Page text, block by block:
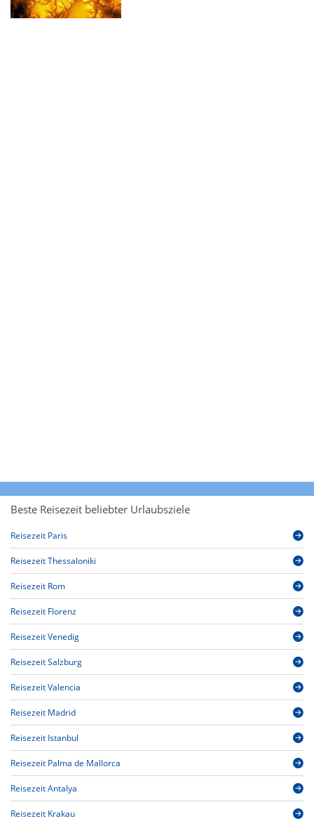
Beste Reisezeit beliebter Urlaubsziele
Reisezeit Paris
Reisezeit Thessaloniki
Reisezeit Rom
Reisezeit Florenz
Reisezeit Venedig
Reisezeit Salzburg
Reisezeit Valencia
Reisezeit Madrid
Reisezeit Istanbul
Reisezeit Palma de Mallorca
Reisezeit Antalya
Reisezeit Krakau